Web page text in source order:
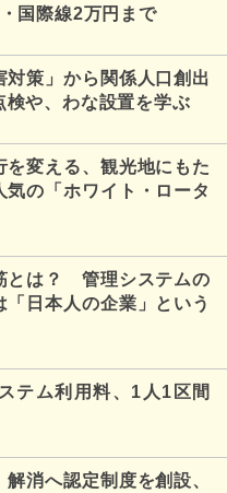
国際線2万円まで
策」から関係人口創出
や、わな設置を学ぶ
を変える、観光地にもた
の「ホワイト・ロータ
とは？ 管理システムの
日本人の企業」という
テム利用料、1人1区間
消へ認定制度を創設、